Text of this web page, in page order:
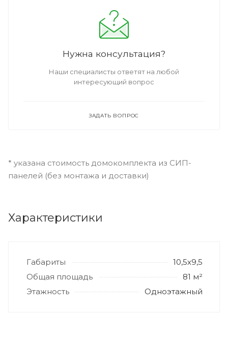
Нужна консультация?
Наши специалисты ответят на любой
интересующий вопрос
ЗАДАТЬ ВОПРОС
* указана стоимость домокомплекта из СИП-
панелей (без монтажа и доставки)
Характеристики
Габариты
10,5х9,5
Общая площадь
81 м²
Этажность
Одноэтажный